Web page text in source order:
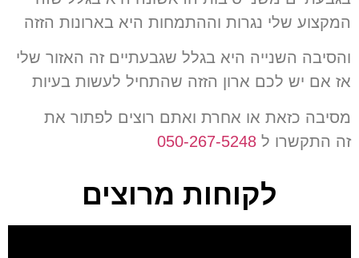
המקצוע שלי נגרות וההתמחות היא בארונות הזזה
והסיבה השנייה היא בגלל שגבעתיים זה האזור שלי
אז אם יש לכם ארון הזזה שהתחיל לעשות בעיות
מסיבה כזאת או אחרת ואתם רוצים לפתור את
זה התקשרו ל 050-267-5248
לקוחות מרוצים